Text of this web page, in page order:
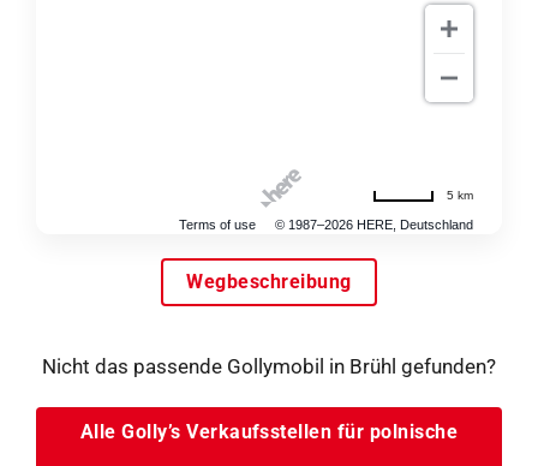
Terms of use © 1987–2026 HERE, Deutschland
5 km
Wegbeschreibung
Nicht das passende Gollymobil in Brühl gefunden?
Alle Golly’s Verkaufsstellen für polnische